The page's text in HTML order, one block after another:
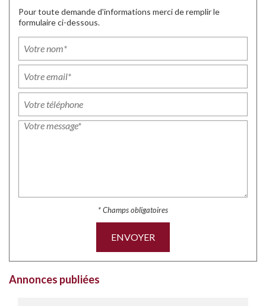
Pour toute demande d'informations merci de remplir le
formulaire ci-dessous.
* Champs obligatoires
ENVOYER
Annonces publiées